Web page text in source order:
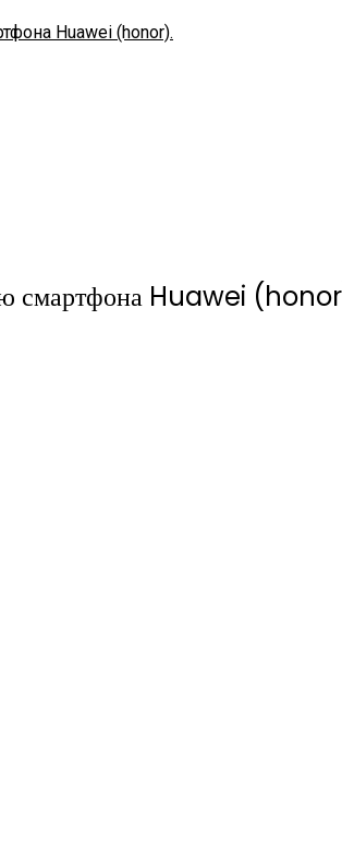
Huawei (honor).
смартфона Huawei